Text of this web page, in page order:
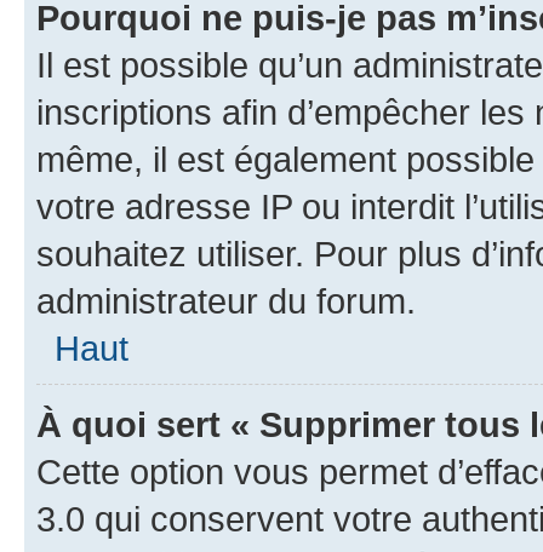
Pourquoi ne puis-je pas
Il est possible qu’un
inscriptions afin d’empêcher
même, il est également
votre adresse IP ou interdit
souhaitez utiliser. Pour plus
administrateur du forum.
Haut
À quoi sert « Supprimer tous
Cette option vous permet
3.0 qui conservent votre